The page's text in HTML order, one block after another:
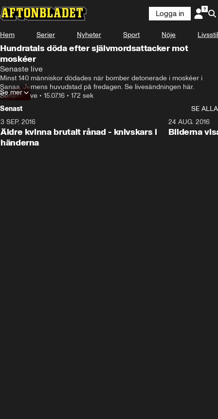
Logga in
Hem Serier Nyheter Sport Nöje Livsstil
Hundratals döda efter självmordsattacker mot
moskéer
Senaste live
Minst 140 människor dödades när bomber detonerade i moskéer i
Sanaa, Jemens huvudstad på fredagen. Se livesändningen här.
Senaste live • 15.07.16 • 172 sek
Se mer
Senast
SE ALLA
3 SEP. 2016
Äldre kvinna brutalt rånad - knivskars i
händerna
24 AUG. 2016
Bilderna